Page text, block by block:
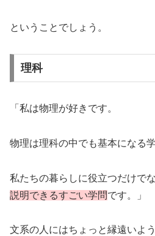
ということでしょう。
理科
「私は物理が好きです。
物理は理科の中でも基本になる
私たちの暮らしに役立つだけで
説明できるすごい学問です。」
文系の人にはちょっと縁遠いよ